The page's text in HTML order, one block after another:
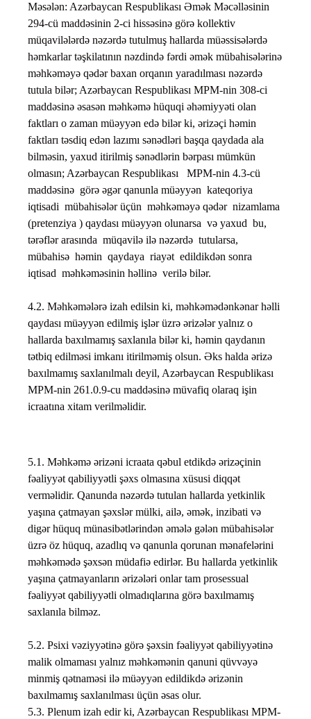
Məsələn: Azərbaycan Respublikası Əmək Məcəlləsinin
294-cü maddəsinin 2-ci hissəsinə görə kollektiv
müqavilələrdə nəzərdə tutulmuş hallarda müəssisələrdə
həmkarlar təşkilatının nəzdində fərdi əmək mübahisələrinə
məhkəməyə qədər baxan orqanın yaradılması nəzərdə
tutula bilər; Azərbaycan Respublikası MPM-nin 308-ci
maddəsinə əsasən məhkəmə hüquqi əhəmiyyəti olan
faktları o zaman müəyyən edə bilər ki, ərizəçi həmin
faktları təsdiq edən lazımı sənədləri başqa qaydada ala
bilməsin, yaxud itirilmiş sənədlərin bərpası mümkün
olmasın; Azərbaycan Respublikası MPM-nin 4.3-cü
maddəsinə görə əgər qanunla müəyyən kateqoriya
iqtisadi mübahisələr üçün məhkəməyə qədər nizamlama
(pretenziya ) qaydası müəyyən olunarsa və yaxud bu,
tərəflər arasında müqavilə ilə nəzərdə tutularsa,
mübahisə həmin qaydaya riayət edildikdən sonra
iqtisad məhkəməsinin həllinə verilə bilər.
4.2. Məhkəmələrə izah edilsin ki, məhkəmədənkənar həlli
qaydası müəyyən edilmiş işlər üzrə ərizələr yalnız o
hallarda baxılmamış saxlanıla bilər ki, həmin qaydanın
tətbiq edilməsi imkanı itirilməmiş olsun. Əks halda ərizə
baxılmamış saxlanılmalı deyil, Azərbaycan Respublikası
MPM-nin 261.0.9-cu maddəsinə müvafiq olaraq işin
icraatına xitam verilməlidir.
5.1. Məhkəmə ərizəni icraata qəbul etdikdə ərizəçinin
fəaliyyət qabiliyyətli şəxs olmasına xüsusi diqqət
verməlidir. Qanunda nəzərdə tutulan hallarda yetkinlik
yaşına çatmayan şəxslər mülki, ailə, əmək, inzibati və
digər hüquq münasibətlərindən əmələ gələn mübahisələr
üzrə öz hüquq, azadlıq və qanunla qorunan mənafelərini
məhkəmədə şəxsən müdafiə edirlər. Bu hallarda yetkinlik
yaşına çatmayanların ərizələri onlar tam prosessual
fəaliyyət qabiliyyətli olmadıqlarına görə baxılmamış
saxlanıla bilməz.
5.2. Psixi vəziyyətinə görə şəxsin fəaliyyət qabiliyyətinə
malik olmaması yalnız məhkəmənin qanuni qüvvəyə
minmiş qətnaməsi ilə müəyyən edildikdə ərizənin
baxılmamış saxlanılması üçün əsas olur.
5.3. Plenum izah edir ki, Azərbaycan Respublikası MPM-